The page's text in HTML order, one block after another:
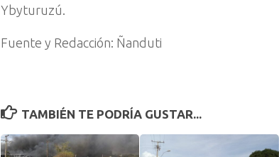
Ybyturuzú.
Fuente y Redacción: Ñanduti
TAMBIÉN TE PODRÍA GUSTAR...